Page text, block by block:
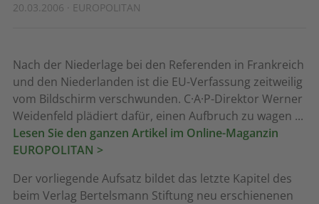
20.03.2006 · EUROPOLITAN
Nach der Niederlage bei den Referenden in Frankreich
und den Niederlanden ist die EU-Verfassung zeitweilig
vom Bildschirm verschwunden. C·A·P-Direktor Werner
Weidenfeld plädiert dafür, einen Aufbruch zu wagen ...
Lesen Sie den ganzen Artikel im Online-Maganzin
EUROPOLITAN >
Der vorliegende Aufsatz bildet das letzte Kapitel des
beim Verlag Bertelsmann Stiftung neu erschienenen